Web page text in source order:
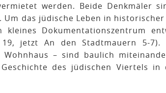
werden. Beide Denkmäler
Um das jüdische Leben in
Dokumentationszentrum
jetzt An den Stadtmauern 5-7).
Wohnhaus – sind baulich
des jüdischen Viertels in